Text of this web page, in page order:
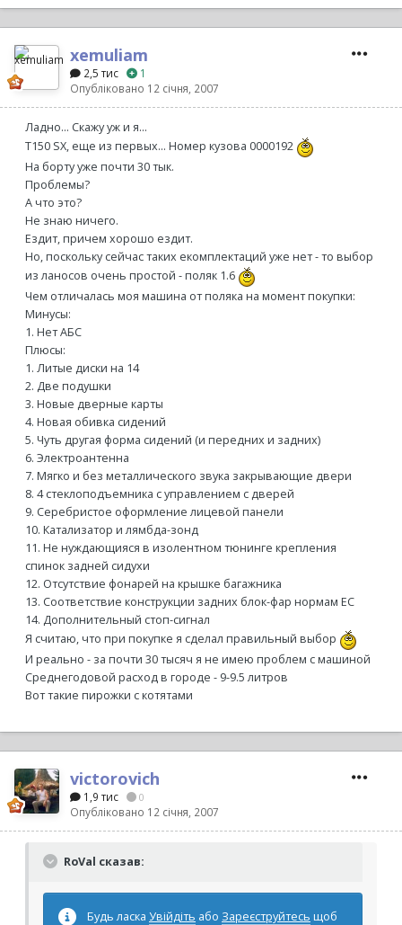
xemuliam
2,5 тис
1
Опубліковано 12 січня, 2007
Ладно... Скажу уж и я...
Т150 SX, еще из первых... Номер кузова 0000192
На борту уже почти 30 тык.
Проблемы?
А что это?
Не знаю ничего.
Ездит, причем хорошо ездит.
Но, поскольку сейчас таких екомплектаций уже нет - то выбор
из ланосов очень простой - поляк 1.6
Чем отличалась моя машина от поляка на момент покупки:
Минусы:
1. Нет АБС
Плюсы:
1. Литые диски на 14
2. Две подушки
3. Новые дверные карты
4. Новая обивка сидений
5. Чуть другая форма сидений (и передних и задних)
6. Электроантенна
7. Мягко и без металлического звука закрывающие двери
8. 4 стеклоподъемника с управлением с дверей
9. Серебристое оформление лицевой панели
10. Катализатор и лямбда-зонд
11. Не нуждающияся в изолентном тюнинге крепления
спинок задней сидухи
12. Отсутствие фонарей на крышке багажника
13. Соответствие конструкции задних блок-фар нормам ЕС
14. Дополнительный стоп-сигнал
Я считаю, что при покупке я сделал правильный выбор
И реально - за почти 30 тысяч я не имею проблем с машиной
Среднегодовой расход в городе - 9-9.5 литров
Вот такие пирожки с котятами
victorovich
1,9 тис 0
Опубліковано 12 січня, 2007
RoVal сказав:
Будь ласка Увійдіть або Зареєструйтесь щоб